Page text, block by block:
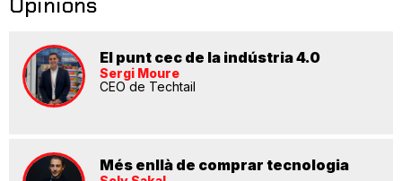
El punt cec de la indústria 4.0
Sergi Moure
CEO de Techtail
Més enllà de comprar tecnologia